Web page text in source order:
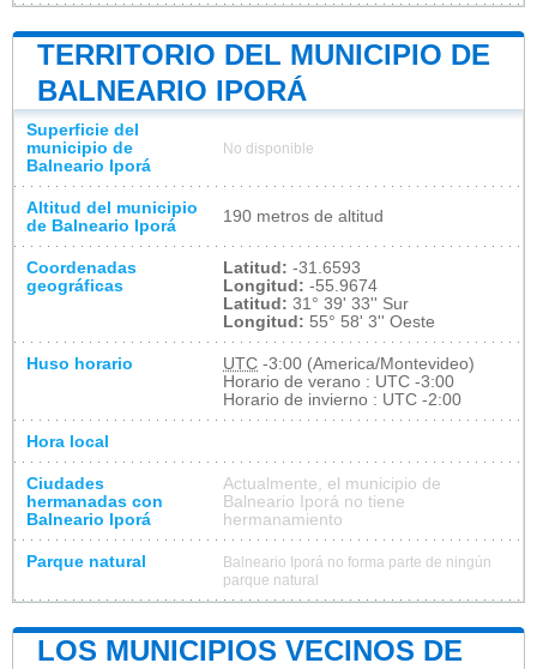
TERRITORIO DEL MUNICIPIO DE
BALNEARIO IPORÁ
Superficie del
municipio de
Balneario Iporá
No disponible
Altitud del municipio
de Balneario Iporá
190 metros de altitud
Coordenadas
geográficas
Latitud: -31.6593
Longitud: -55.9674
Latitud: 31° 39' 33'' Sur
Longitud: 55° 58' 3'' Oeste
Huso horario UTC -3:00 (America/Montevideo)
Horario de verano : UTC -3:00
Horario de invierno : UTC -2:00
Hora local
Ciudades
hermanadas con
Balneario Iporá
Actualmente, el municipio de
Balneario Iporá no tiene
hermanamiento
Parque natural
Balneario Iporá no forma parte de ningún
parque natural
LOS MUNICIPIOS VECINOS DE